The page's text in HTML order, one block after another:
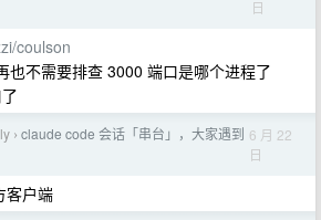
日
coulson
也不需要排查 3000 端口是哪个进程了
› claude code 会话「串台」，大家遇到 6 月 22
日
客户端